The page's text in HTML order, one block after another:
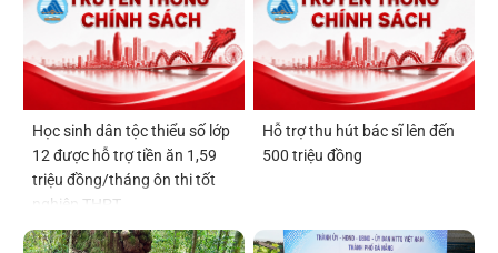
Học sinh dân tộc thiểu số lớp
12 được hỗ trợ tiền ăn 1,59
triệu đồng/tháng ôn thi tốt
nghiệp THPT
Hỗ trợ thu hút bác sĩ lên đến
500 triệu đồng